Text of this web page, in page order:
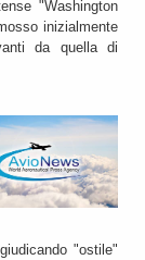
"Washington
inizialmente
da quella di
"ostile"